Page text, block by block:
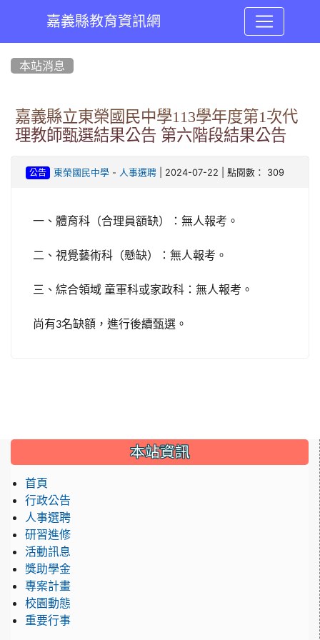
嘉義縣教育資訊網
本站消息
嘉義縣立東榮國民中學113學年度第1次代
理教師甄選結果公告 第六階段結果公告
公告 東榮國民中學- 人事選聘| 2024-07-22 | 點閱數： 309
一、體育科（合理員額缺）：無人報考。
二、視覺藝術科（懸缺）：無人報考。
三、綜合領域 童軍科或家政科：無人報考。
尚有3名缺額，進行後續甄選。
::: 本站資訊
首頁
行政公告
人事選聘
研習進修
活動訊息
獎助學金
專案計畫
校園動態
重要行事